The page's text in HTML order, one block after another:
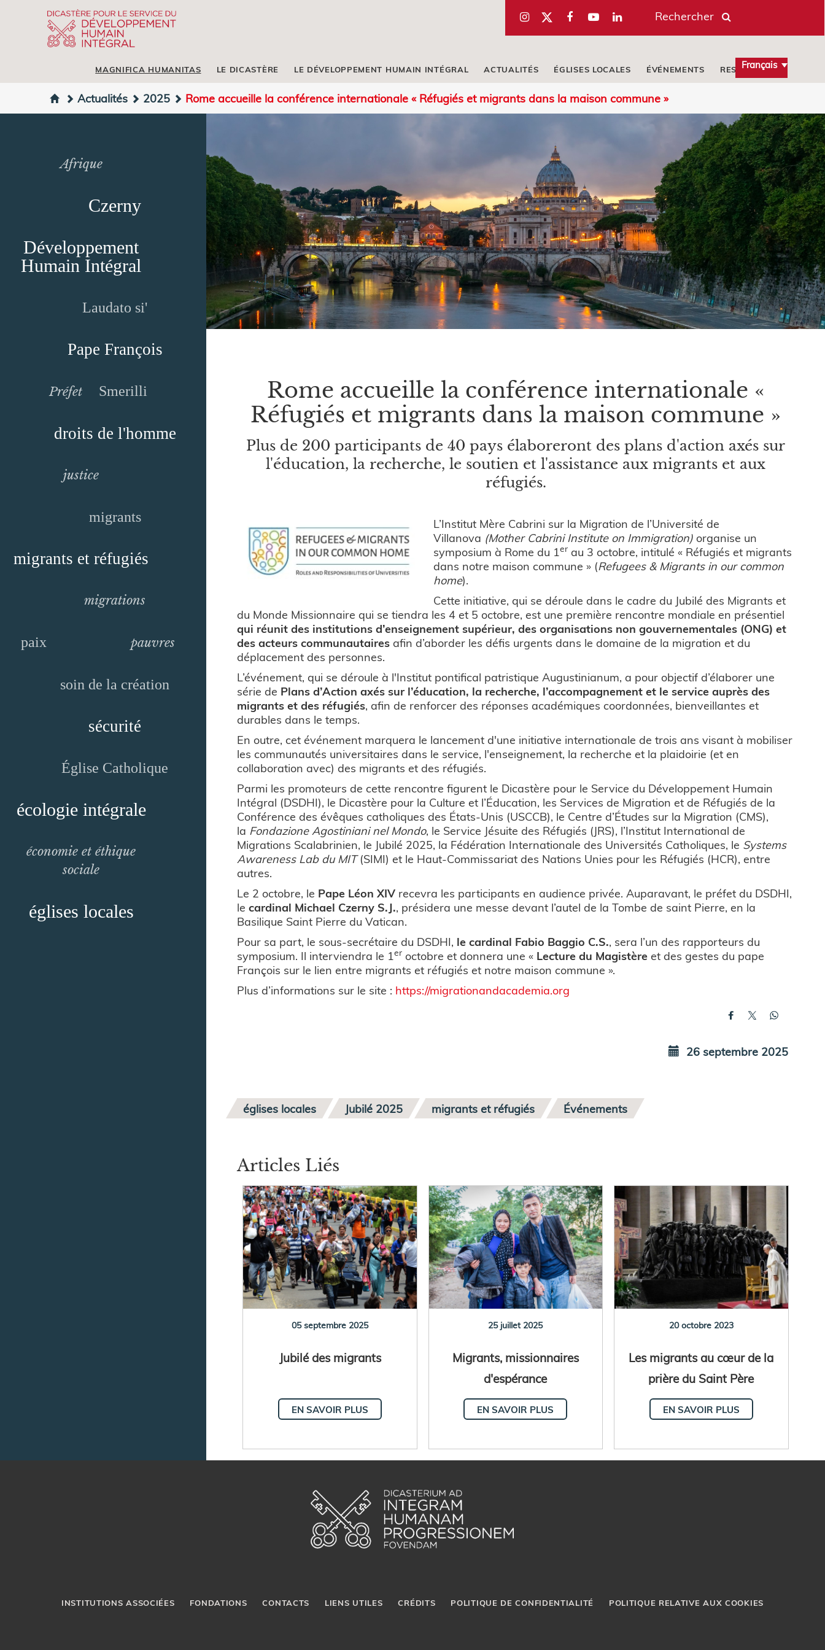
Rechercher
Français
MAGNIFICA HUMANITAS LE DICASTÈRE LE DÉVELOPPEMENT HUMAIN INTÉGRAL ACTUALITÉS ÉGLISES LOCALES ÉVÉNEMENTS RESSOURCES
Actualités 2025 Rome accueille la conférence internationale « Réfugiés et migrants dans la maison commune »
Afrique
Czerny
Développement
Humain Intégral
Laudato si'
Pape François
Préfet Smerilli
droits de l'homme
justice
migrants
migrants et réfugiés
migrations
paix pauvres
soin de la création
sécurité
Église Catholique
écologie intégrale
économie et éthique
sociale
églises locales
Rome accueille la conférence internationale «
Réfugiés et migrants dans la maison commune »
Plus de 200 participants de 40 pays élaboreront des plans d'action axés sur
l'éducation, la recherche, le soutien et l'assistance aux migrants et aux
réfugiés.
L’Institut Mère Cabrini sur la Migration de l’Université de
Villanova (Mother Cabrini Institute on Immigration) organise un
symposium à Rome du 1er au 3 octobre, intitulé « Réfugiés et migrants
dans notre maison commune » (Refugees & Migrants in our common
home).
Cette initiative, qui se déroule dans le cadre du Jubilé des Migrants et
du Monde Missionnaire qui se tiendra les 4 et 5 octobre, est une première rencontre mondiale en présentiel
qui réunit des institutions d’enseignement supérieur, des organisations non gouvernementales (ONG) et
des acteurs communautairesafin d’aborder les défis urgents dans le domaine de la migration et du
déplacement des personnes.
L’événement, qui se déroule à l'Institut pontifical patristique Augustinianum, a pour objectif d’élaborer une
série de Plans d’Action axés sur l’éducation, la recherche, l’accompagnement et le service auprès des
migrants et des réfugiés, afin de renforcer des réponses académiques coordonnées, bienveillantes et
durables dans le temps.
En outre, cet événement marquera le lancement d'une initiative internationale de trois ans visant à mobiliser
les communautés universitaires dans le service, l'enseignement, la recherche et la plaidoirie (et en
collaboration avec) des migrants et des réfugiés.
Parmi les promoteurs de cette rencontre figurent le Dicastère pour le Service du Développement Humain
Intégral (DSDHI), le Dicastère pour la Culture et l’Éducation, les Services de Migration et de Réfugiés de la
Conférence des évêques catholiques des États-Unis (USCCB), le Centre d’Études sur la Migration (CMS),
la Fondazione Agostiniani nel Mondo, le Service Jésuite des Réfugiés (JRS), l’Institut International de
Migrations Scalabrinien, le Jubilé 2025, la Fédération Internationale des Universités Catholiques, le Systems
Awareness Lab du MIT(SIMI) et le Haut-Commissariat des Nations Unies pour les Réfugiés (HCR), entre
autres.
Le 2 octobre, le Pape Léon XIV recevra les participants en audience privée. Auparavant, le préfet du DSDHI,
lecardinal Michael Czerny S.J., présidera une messe devant l’autel de la Tombe de saint Pierre, en la
Basilique Saint Pierre du Vatican.
Pour sa part, le sous-secrétaire du DSDHI, le cardinal Fabio Baggio C.S., sera l’un des rapporteurs du
symposium. Il interviendra le 1er octobre et donnera une « Lecture du Magistèreet des gestes du pape
François sur le lien entre migrants et réfugiés et notre maison commune ».
Plus d’informations sur le site : https://migrationandacademia.org
26 septembre 2025
églises locales Jubilé 2025 migrants et réfugiés Événements
Articles Liés
05 septembre 2025
Jubilé des migrants
EN SAVOIR PLUS
25 juillet 2025
Migrants, missionnaires
d'espérance
EN SAVOIR PLUS
20 octobre 2023
Les migrants au cœur de la
prière du Saint Père
EN SAVOIR PLUS
INSTITUTIONS ASSOCIÉES FONDATIONS CONTACTS LIENS UTILES CRÉDITS POLITIQUE DE CONFIDENTIALITÉ POLITIQUE RELATIVE AUX COOKIES